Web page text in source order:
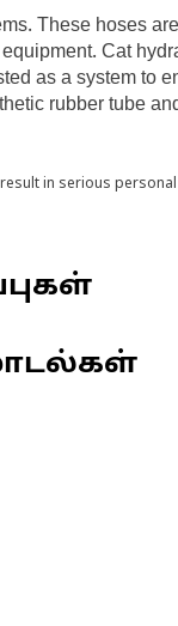
These hoses
Cat
as a system to
rubber tube
in serious